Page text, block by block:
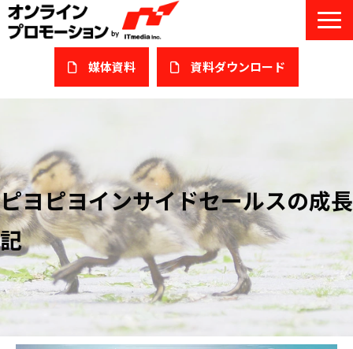
媒体資料 ​資料ダウンロード
私たちについて
サービスガイド/お役立ち資料
課題/ターゲット別で探す
オンライン展示会/協賛ウェビナー
導入事例
セミナー情報/ブログ
ピヨピヨインサイドセールスの成長
記